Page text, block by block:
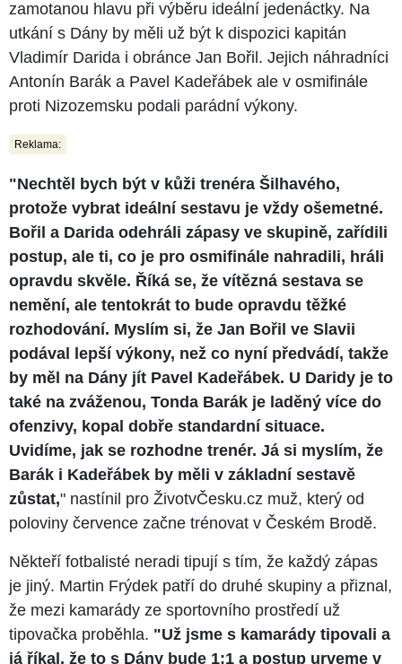
zamotanou hlavu při výběru ideální jedenáctky. Na
utkání s Dány by měli už být k dispozici kapitán
Vladimír Darida i obránce Jan Bořil. Jejich náhradníci
Antonín Barák a Pavel Kadeřábek ale v osmifinále
proti Nizozemsku podali parádní výkony.
Reklama:
"Nechtěl bych být v kůži trenéra Šilhavého,
protože vybrat ideální sestavu je vždy ošemetné.
Bořil a Darida odehráli zápasy ve skupině, zařídili
postup, ale ti, co je pro osmifinále nahradili, hráli
opravdu skvěle. Říká se, že vítězná sestava se
nemění, ale tentokrát to bude opravdu těžké
rozhodování. Myslím si, že Jan Bořil ve Slavii
podával lepší výkony, než co nyní předvádí, takže
by měl na Dány jít Pavel Kadeřábek. U Daridy je to
také na zváženou, Tonda Barák je laděný více do
ofenzivy, kopal dobře standardní situace.
Uvidíme, jak se rozhodne trenér. Já si myslím, že
Barák i Kadeřábek by měli v základní sestavě
zůstat," nastínil pro ŽivotvČesku.cz muž, který od
poloviny července začne trénovat v Českém Brodě.
Někteří fotbalisté neradi tipují s tím, že každý zápas
je jiný. Martin Frýdek patří do druhé skupiny a přiznal,
že mezi kamarády ze sportovního prostředí už
tipovačka proběhla. "Už jsme s kamarády tipovali a
já říkal, že to s Dány bude 1:1 a postup urveme v